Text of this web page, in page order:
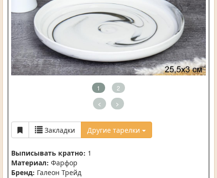
1 2
< >
Закладки Другие тарелки
Выписывать кратно: 1
Материал: Фарфор
Бренд: Галеон Трейд